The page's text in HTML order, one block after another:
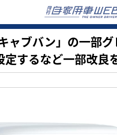
ブバン」の一部グ
定するなど一部改良